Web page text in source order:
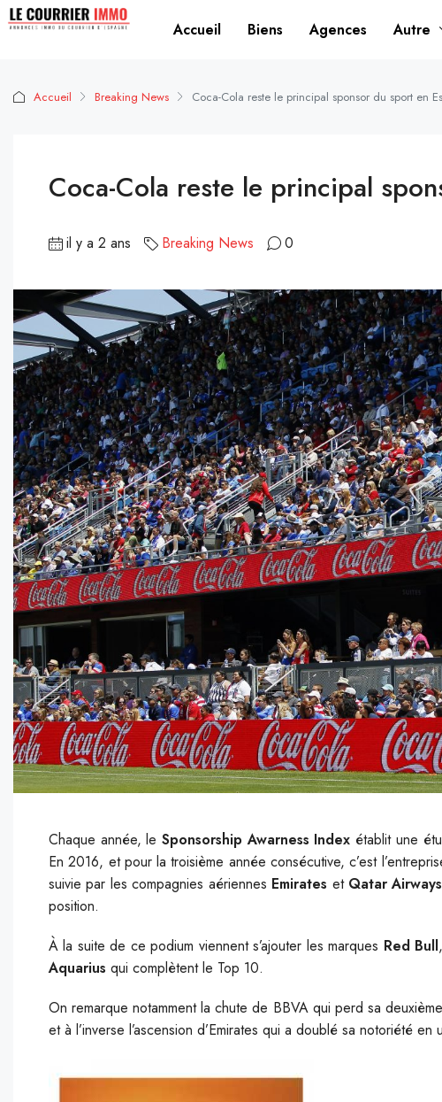
Accueil Biens Agences Autre
Accueil Breaking News Coca-Cola reste le principal sponsor du sport en
Coca-Cola reste le principal
il y a 2 ans Breaking News 0
Chaque année, leSponsorship Awarness Index établit une
En 2016, et pour la troisième année consécutive, c’est
suivie par les compagnies aériennes Emirates et Qatar Airways
position.
À la suite de ce podium viennent s’ajouter les marques Red Bull,
Aquarius qui complètent le Top 10.
On remarque notamment la chute de BBVA qui perd sa
et à l’inverse l’ascension d’Emirates qui a doublé sa notoriété en